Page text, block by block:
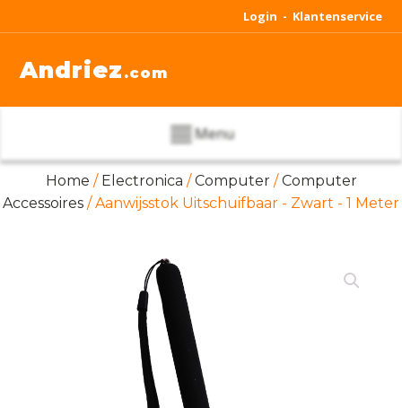
Login - Klantenservice
Andriez .com
Menu
Home / Electronica /Computer/Computer
Accessoires / Aanwijsstok Uitschuifbaar - Zwart - 1 Meter